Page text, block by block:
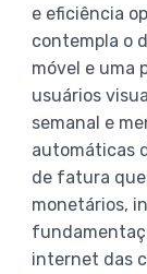
e eficiência
contempla o
móvel e uma
usuários
semanal e
automáticas
de fatura
monetários,
internet das